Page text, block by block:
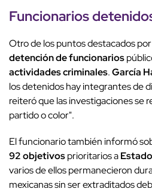
Funcionarios
Otro de los puntos destacados
detención de funcionarios
actividades criminales.García
los detenidos hay integrantes de
reiteró que las investigaciones se
partido o color".
El funcionario también informó
92 objetivosprioritarios a
varios de ellos permanecieron
mexicanas sin ser extraditados